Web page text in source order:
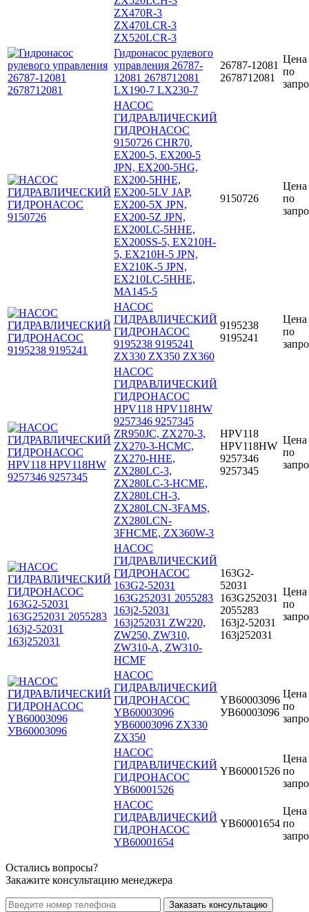
ZX470R-3
ZX470LCR-3
ZX520LCR-3
Гидронасос рулевого
управления 26787-
12081 2678712081
LX190-7 LX230-7
26787-12081
2678712081
Цена
по
НАСОС
ГИДРАВЛИЧЕСКИЙ
ГИДРОНАСОС
9150726 CHR70,
EX200-5, EX200-5
JPN, EX200-5HG,
EX200-5HHE,
EX200-5LV JAP,
EX200-5X JPN,
EX200-5Z JPN,
EX200LC-5HHE,
EX200SS-5, EX210H-
5, EX210H-5 JPN,
EX210K-5 JPN,
EX210LC-5HHE,
MA145-5
9150726
Цена
по
НАСОС
ГИДРАВЛИЧЕСКИЙ
ГИДРОНАСОС
9195238 9195241
ZX330 ZX350 ZX360
9195238
9195241
Цена
по
НАСОС
ГИДРАВЛИЧЕСКИЙ
ГИДРОНАСОС
HPV118 HPV118HW
9257346 9257345
ZR950JC, ZX270-3,
ZX270-3-HCMC,
ZX270-HHE,
ZX280LC-3,
ZX280LC-3-HCME,
ZX280LCH-3,
ZX280LCN-3FAMS,
ZX280LCN-
3FHCME, ZX360W-3
HPV118
HPV118HW
9257346
9257345
Цена
по
НАСОС
ГИДРАВЛИЧЕСКИЙ
ГИДРОНАСОС
163G2-52031
163G252031 2055283
163j2-52031
163j252031 ZW220,
ZW250, ZW310,
ZW310-A, ZW310-
HCMF
163G2-
52031
163G252031
2055283
163j2-52031
163j252031
Цена
по
НАСОС
ГИДРАВЛИЧЕСКИЙ
ГИДРОНАСОС
YB60003096
УВ60003096 ZX330
ZX350
YB60003096
УВ60003096
Цена
по
НАСОС
ГИДРАВЛИЧЕСКИЙ
ГИДРОНАСОС
YB60001526
YB60001526
Цена
по
НАСОС
ГИДРАВЛИЧЕСКИЙ
ГИДРОНАСОС
YB60001654
YB60001654
Цена
по
Остались вопросы?
Закажите консультацию менеджера
Заказать консультацию